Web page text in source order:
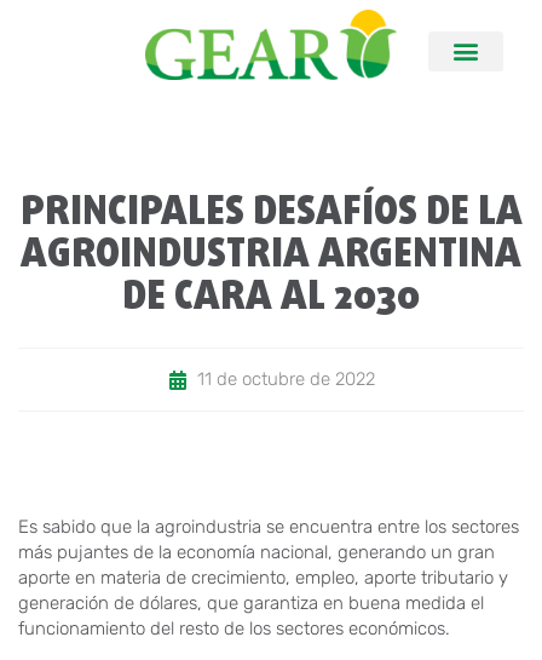
PRINCIPALES DESAFÍOS DE LA
AGROINDUSTRIA ARGENTINA
DE CARA AL 2030
11 de octubre de 2022
Es sabido que la agroindustria se encuentra entre los sectores
más pujantes de la economía nacional, generando un gran
aporte en materia de crecimiento, empleo, aporte tributario y
generación de dólares, que garantiza en buena medida el
funcionamiento del resto de los sectores económicos.